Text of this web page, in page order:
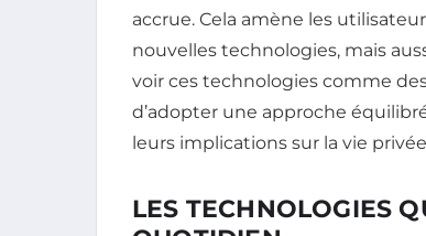
accrue. Cela amène les
nouvelles technologies, mais
voir ces technologies comme
d’adopter une approche
leurs implications sur la vie
LES TECHNOLOGIES